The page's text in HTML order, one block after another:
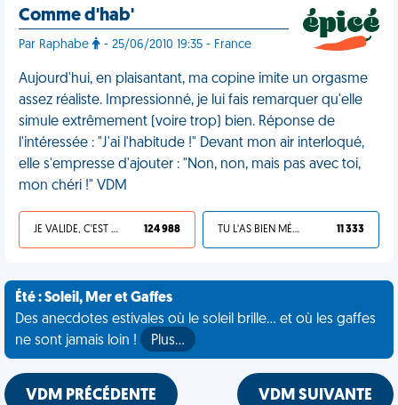
Comme d'hab'
Par Raphabe - 25/06/2010 19:35 - France
Aujourd'hui, en plaisantant, ma copine imite un orgasme
assez réaliste. Impressionné, je lui fais remarquer qu'elle
simule extrêmement (voire trop) bien. Réponse de
l'intéressée : "J'ai l'habitude !" Devant mon air interloqué,
elle s'empresse d'ajouter : "Non, non, mais pas avec toi,
mon chéri !" VDM
JE VALIDE, C'EST UNE VDM 124 988 TU L'AS BIEN MÉRITÉ 11 333
Été : Soleil, Mer et Gaffes
Des anecdotes estivales où le soleil brille... et où les gaffes
ne sont jamais loin !
Plus…
VDM PRÉCÉDENTE VDM SUIVANTE